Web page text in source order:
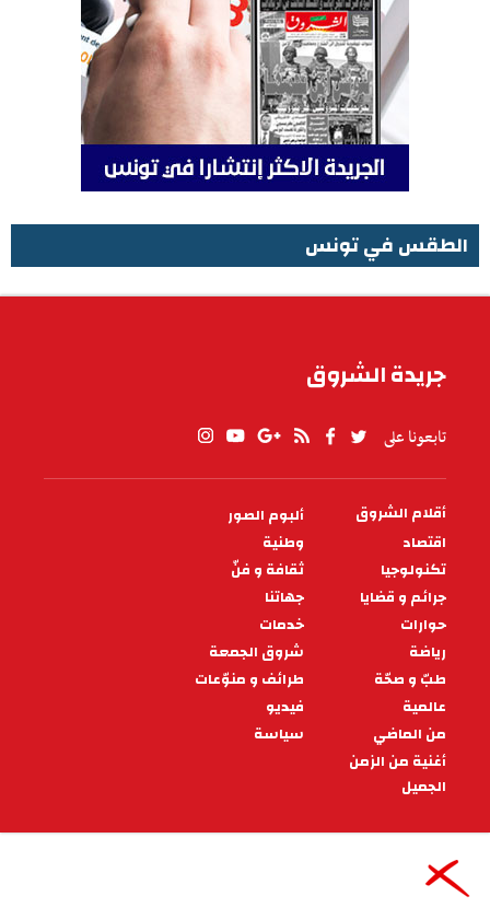
الطقس في تونس
جريدة الشروق
تابعونا على
PIED
DE
PAGE
أقلام الشروق
ألبوم الصور
اقتصاد
وطنية
تكنولوجيا
ثقافة و فنّ
جرائم و قضايا
جهاتنا
حوارات
خدمات
رياضة
شروق الجمعة
طبّ و صحّة
طرائف و منوّعات
عالمية
فيديو
من الماضي
سياسة
أغنية من الزمن
الجميل